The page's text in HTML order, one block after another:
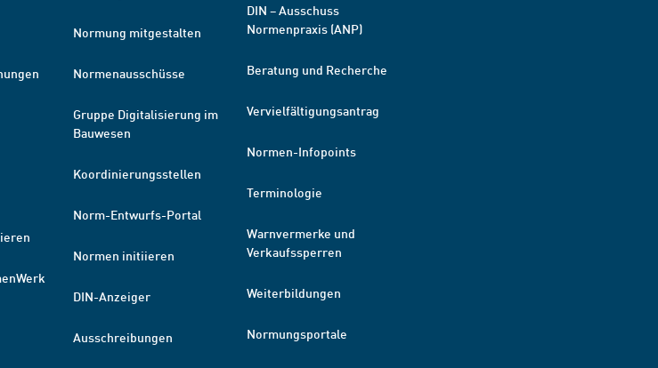
Normung mitgestalten
Normenausschüsse
Gruppe Digitalisierung im
Bauwesen
Koordinierungsstellen
Norm-Entwurfs-Portal
Normen initiieren
DIN-Anzeiger
Ausschreibungen
DIN – Ausschuss
Normenpraxis (ANP)
Beratung und Recherche
Vervielfältigungsantrag
Normen-Infopoints
Terminologie
Warnvermerke und
Verkaufssperren
Weiterbildungen
Normungsportale